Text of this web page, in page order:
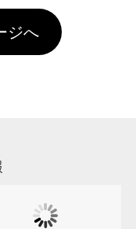
いなければ、ラン
。
ことが可能です。
身にて着用前に落と
いいたします。※1
文に関わらず、前
4,000円未満になる
で、ご注意くださ
ジへ